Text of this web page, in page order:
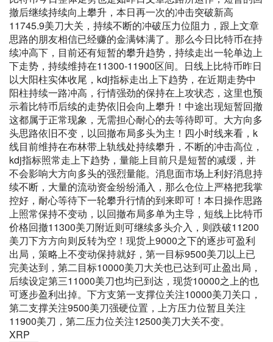
撤后继续持续向上攀升，本日再一次的冲击突破新高
11745.9美刀大关，持续不断的冲破压力位阻力，跟上文章
思路的朋友相信已经赚的金满钵满了。那么今日比特币在持
续冲高下，目前还有短暂的攀升趋势，持续走出一轮单边上
下走势，持续维持在11300-11900区间。日线上比特币昨日
以大阳柱实体收尾，kdj指标走出上下趋势，在近期走势中
阳柱持续一路冲高，行情强劲的保持在上攻状态，这里也预
示着比特币后续的走势依旧会向上攀升！中途出现短暂回撤
这都属于正常现象，无需担心耐心的去等待即可。大方向多
头思路依旧不变，以回撤布局多头为主！四小时线来看，k
线目前维持在布林带上轨线处持续攀升，不断的冲击高位，
kdj指标照常走上下趋势，量能上目前只是短暂的减缓，并
不会影响大方向多头的强烈量能。消息面市场上利好消息持
续不断，大量的流动资金纷纷涌入，那么仓位上严格把我掌
控好，耐心等待下一轮攀升行情的到来即可！本日操作思路
上照常保持不变动，以回撤布局多单为主导，短线上比特币
价格回撤11300美刀附近则可继续多头介入，则跌破11200
美刀下方方向则反转为空！现货上9000之下的逐步可盈利
出局，策略上不变动保持就好， 第一目标9500美刀以上已
完美达到，第二目标10000美刀大关也已达到可止盈出局，
后续设定第三11000美刀也均已到达，现货10000之上的也
可逐步盈利出掉。下方支第一支撑位关注10000美刀关口，
第二支撑关注9500美刀强硬位置，上方压力位暂且关注
11900美刀，第二压力位关注12500美刀大关不变。
XRP